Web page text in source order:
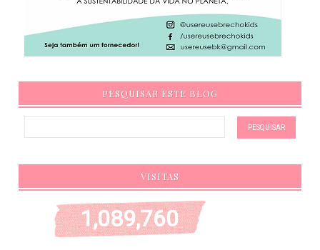
PESQUISAR ESTE BLOG
VISITAS
1,089,760